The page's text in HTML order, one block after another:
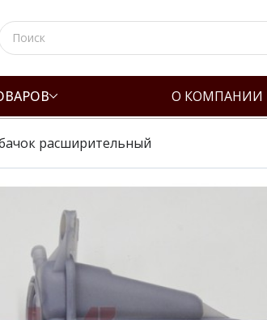
О КОМПАНИИ
расширительный